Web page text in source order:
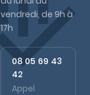
vendredi, de 9h à
17h
08 05 69 43
42
Appel